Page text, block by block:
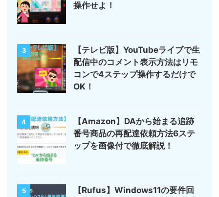
操作せよ！
3
【テレビ版】YouTubeライブで生
配信中のコメント表示方法はリモ
コンで4ステップ操作するだけで
OK！
4
【Amazon】DAから始まる追跡
番号商品の再配達依頼方法6ステ
ップを画像付で徹底解説！
5 【Rufus】Windows11の要件回